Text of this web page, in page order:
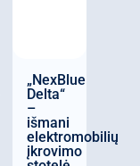
„NexBlue
Delta“
–
išmani
elektromobilių
įkrovimo